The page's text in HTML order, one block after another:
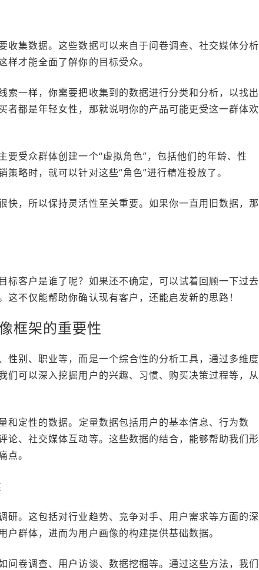
收集数据。这些数据可以来自于问卷调查、社交媒体分析
才能全面了解你的目标受众。
一样，你需要把收集到的数据进行分类和分析，以找出
都是年轻女性，那就说明你的产品可能更受这一群体欢
受众群体创建一个“虚拟角色”，包括他们的年龄、性
略时，就可以针对这些“角色”进行精准投放了。
，所以保持灵活性至关重要。如果你一直用旧数据，那
标客户是谁了呢？如果还不确定，可以试着回顾一下过去
不仅能帮助你确认现有客户，还能启发新的思路！
框架的重要性
性别、职业等，而是一个综合性的分析工具，通过多维度
们可以深入挖掘用户的兴趣、习惯、购买决策过程等，从
和定性的数据。定量数据包括用户的基本信息、行为数
论、社交媒体互动等。这些数据的结合，能够帮助我们形
。
。这包括对行业趋势、竞争对手、用户需求等方面的深
群体，进而为用户画像的构建提供基础数据。
卷调查、用户访谈、数据挖掘等。通过这些方法，我们